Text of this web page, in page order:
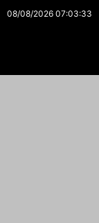
08/08/2026 07:03:33